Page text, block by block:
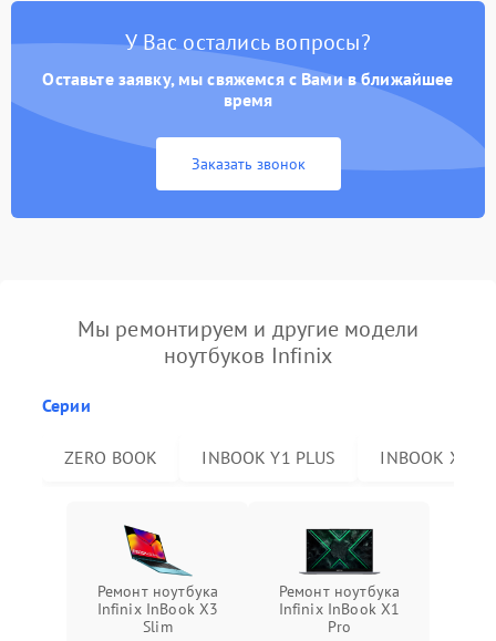
У Вас остались вопросы?
Оставьте заявку, мы свяжемся с Вами в ближайшее
время
Заказать звонок
Мы ремонтируем и другие модели
ноутбуков Infinix
Серии
ZERO BOOK INBOOK Y1 PLUS INBOOK X2
Ремонт ноутбука
Infinix InBook X3
Slim
Ремонт ноутбука
Infinix InBook X1
Pro